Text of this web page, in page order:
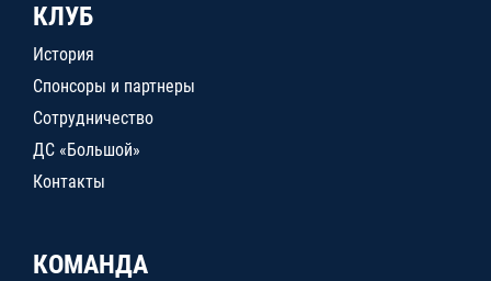
КЛУБ
История
Спонсоры и партнеры
Сотрудничество
ДС «Большой»
Контакты
КОМАНДА